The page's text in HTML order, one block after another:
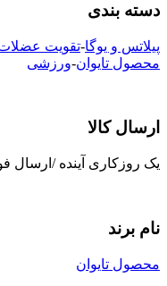
دسته بندی
پیلاتس و یوگا-تقویت
محصول تایوان-ورزشی
ارسال کالا
یک روزکاری آینده /ارسال
نام برند
محصول تایوان